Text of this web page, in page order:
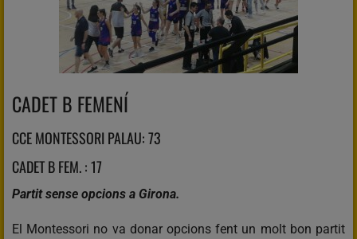
CADET B FEMENÍ
CCE MONTESSORI PALAU: 73
CADET B FEM. : 17
Partit sense opcions a Girona.
El Montessori no va donar opcions fent un molt bon partit